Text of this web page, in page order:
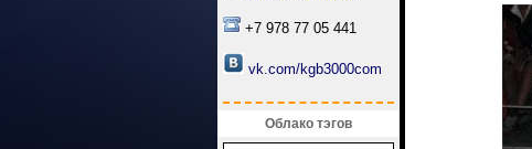
+7 978 77 05 441
vk.com/kgb3000com
Облако тэгов